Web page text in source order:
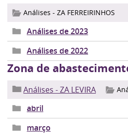
Análises - ZA FERREIRINHOS
Análises de 2023
Análises de 2022
Zona de
Análises - ZA LEVIRA
abril
março